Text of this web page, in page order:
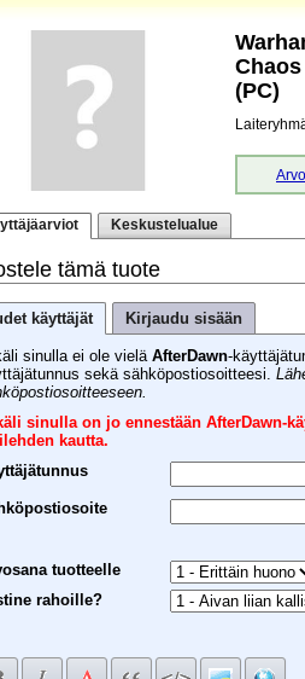
(PC)
Keskustelualue
tämä tuote
käyttäjät Kirjaudu sisään
sinulla ei ole vielä AfterDawn-
sekä sähköpostiosoitteesi.
sinulla on jo ennestään AfterDawn-
kautta.
tuotteelle
rahoille?